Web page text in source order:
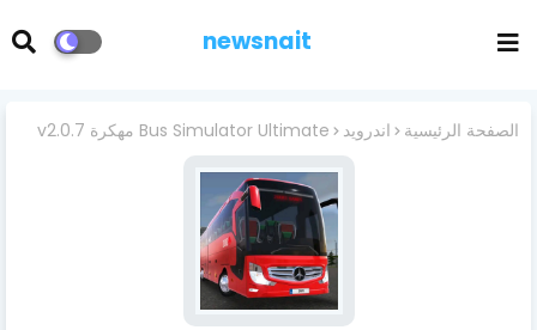
newsnait
الصفحة الرئيسية اندرويد Bus Simulator Ultimate مهكرة v2.0.7